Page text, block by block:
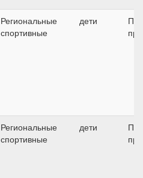
Региональные
спортивные
дети
Региональные
спортивные
дети